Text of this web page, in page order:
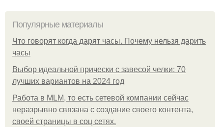
Популярные материалы
Что говорят когда дарят часы. Почему нельзя дарить
часы
Выбор идеальной прически с завесой челки: 70
лучших вариантов на 2024 год
Работа в MLM, то есть сетевой компании сейчас
неразрывно связана с создание своего контента,
своей страницы в соц сетях.